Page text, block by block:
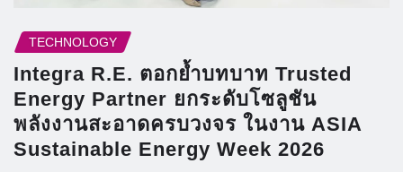
TECHNOLOGY
Integra R.E. ตอกย้ำบทบาท Trusted
Energy Partner ยกระดับโซลูชัน
พลังงานสะอาดครบวงจร ในงาน ASIA
Sustainable Energy Week 2026